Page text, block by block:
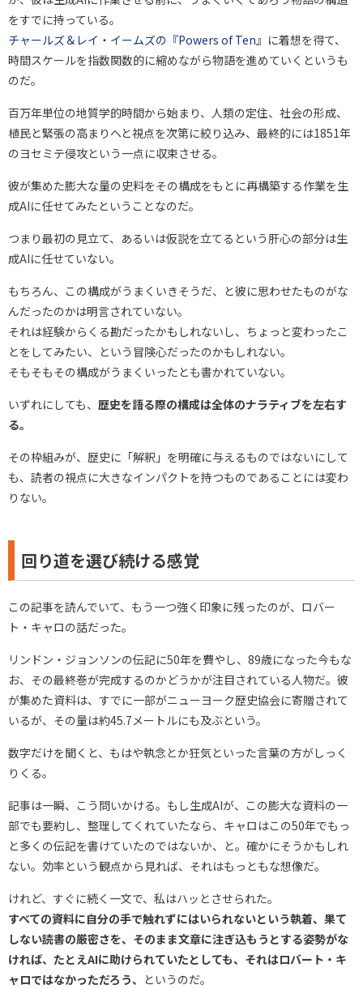
をすでに持っている。
チャールズ＆レイ・イームズの『Powers of Ten』に着想を得て、
時間スケールを指数関数的に縮めながら物語を進めていくというも
のだ。
百万年単位の地質学的時間から始まり、人類の定住、社会の形成、
植民と緊張の高まりへと視点を次第に絞り込み、最終的には1851年
のヨセミテ侵攻という一点に収束させる。
彼が集めた膨大な量の史料をその構成をもとに再構築する作業を生
成AIに任せてみたということなのだ。
つまり最初の見立て、あるいは仮説を立てるという肝心の部分は生
成AIに任せていない。
もちろん、この構成がうまくいきそうだ、と彼に思わせたものがな
んだったのかは明言されていない。
それは経験からくる勘だったかもしれないし、ちょっと変わったこ
とをしてみたい、という冒険心だったのかもしれない。
そもそもその構成がうまくいったとも書かれていない。
いずれにしても、 歴史を語る際の構成は全体のナラティブを左右す
る。
その枠組みが、歴史に「解釈」を明確に与えるものではないにして
も、読者の視点に大きなインパクトを持つものであることには変わ
りない。
回り道を選び続ける感覚
この記事を読んでいて、もう一つ強く印象に残ったのが、ロバー
ト・キャロの話だった。
リンドン・ジョンソンの伝記に50年を費やし、89歳になった今もな
お、その最終巻が完成するのかどうかが注目されている人物だ。彼
が集めた資料は、すでに一部がニューヨーク歴史協会に寄贈されて
いるが、その量は約45.7メートルにも及ぶという。
数字だけを聞くと、もはや執念とか狂気といった言葉の方がしっく
りくる。
記事は一瞬、こう問いかける。もし生成AIが、この膨大な資料の一
部でも要約し、整理してくれていたなら、キャロはこの50年でもっ
と多くの伝記を書けていたのではないか、と。確かにそうかもしれ
ない。効率という観点から見れば、それはもっともな想像だ。
けれど、すぐに続く一文で、私はハッとさせられた。
すべての資料に自分の手で触れずにはいられないという執着、果て
しない読書の厳密さを、そのまま文章に注ぎ込もうとする姿勢がな
ければ、たとえAIに助けられていたとしても、それはロバート・キ
ャロではなかっただろう、 というのだ。